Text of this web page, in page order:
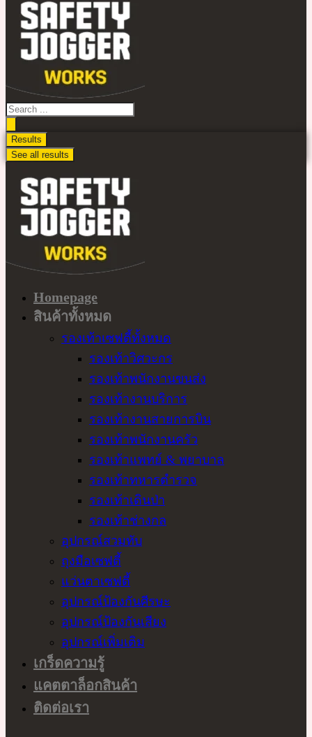
เนื้อหา
Search
...
Results
See all results
Homepage
สินค้าทั้งหมด
รองเท้าเซฟตี้ทั้งหมด
รองเท้าวิศวะกร
รองเท้าพนักงานขนส่ง
รองเท้างานบริการ
รองเท้างานสายการบิน
รองเท้าพนักงานครัว
รองเท้าแพทย์ & พยาบาล
รองเท้าทหารตำรวจ
รองเท้าเดินป่า
รองเท้าช่างกล
อุปกรณ์สวมทับ
ถุงมือเซฟตี้
แว่นตาเซฟตี้
อุปกรณ์ป้องกันศีรษะ
อุปกรณ์ป้องกันเสียง
อุปกรณ์เพิ่มเติม
เกร็ดความรู้
แคตตาล็อกสินค้า
ติดต่อเรา